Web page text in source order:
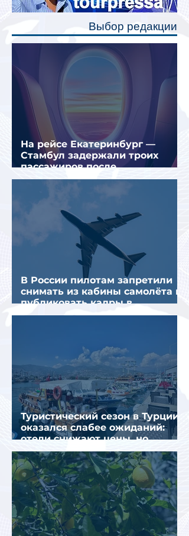
полку во время сна или отдыха,
Выбор редакции
На рейсе Екатеринбург —
Стамбул задержали троих
пассажиров после
предполагаемой серии краж
В России пилотам запретили
снимать из кабины самолёта и
публиковать кадры в
интернете
Туристический сезон в Турции
оказался слабее ожиданий:
отели снижают цены, но
загрузка остается низкой